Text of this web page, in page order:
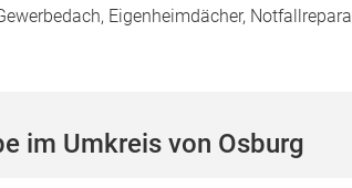
Eigenheimdächer,
im Umkreis von Osburg